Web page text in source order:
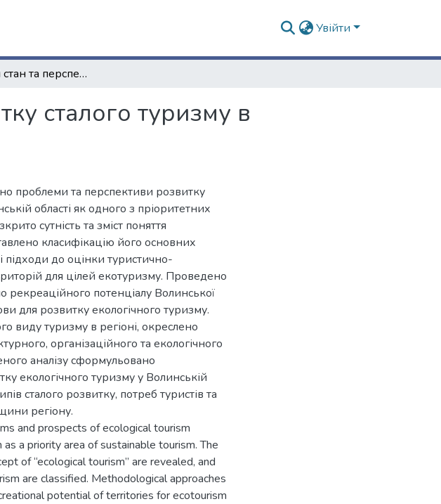
Увійти
Сучасний стан та перспективи розвитку сталого туризму в Західному регіоні України
сталого туризму в
проблеми та перспективи розвитку
області як одного з пріоритетних
сутність та зміст поняття
класифікацію його основних
підходи до оцінки туристично-
для цілей екотуризму. Проведено
рекреаційного потенціалу Волинської
для розвитку екологічного туризму.
виду туризму в регіоні, окреслено
організаційного та екологічного
аналізу сформульовано
екологічного туризму у Волинській
сталого розвитку, потреб туристів та
регіону.
and prospects of ecological tourism
a priority area of sustainable tourism. The
of “ecological tourism” are revealed, and
are classified. Methodological approaches
potential of territories for ecotourism